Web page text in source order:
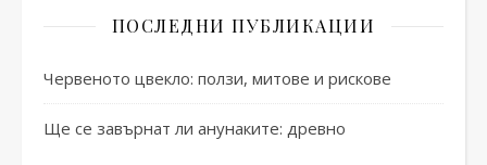
ПОСЛЕДНИ ПУБЛИКАЦИИ
Червеното цвекло: ползи, митове и рискове
Ще се завърнат ли анунаките: древно